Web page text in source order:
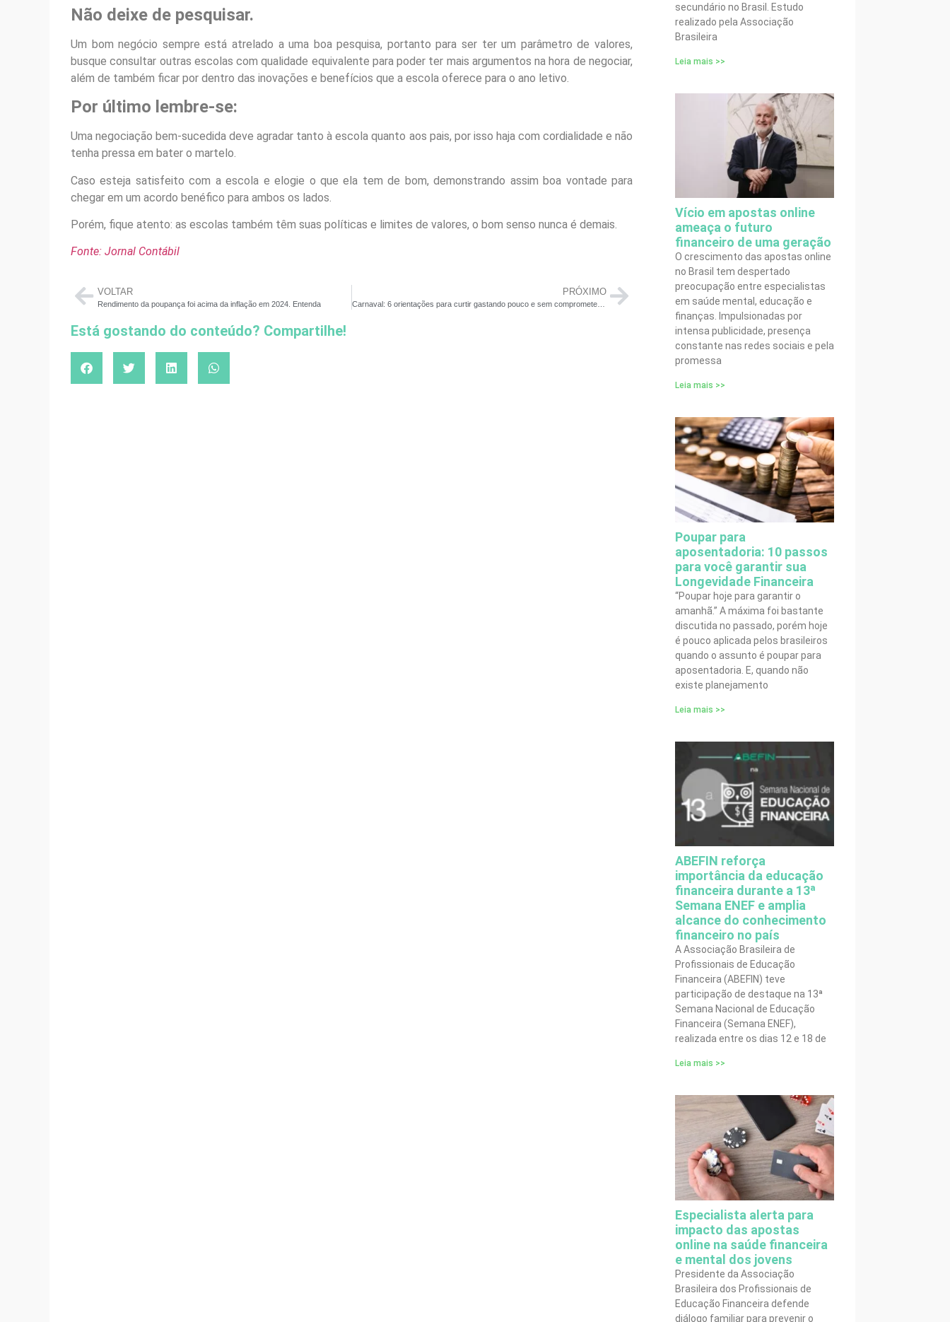
Não deixe de pesquisar.
Um bom negócio sempre está atrelado a uma boa pesquisa, portanto para ser ter um parâmetro de valores,
busque consultar outras escolas com qualidade equivalente para poder ter mais argumentos na hora de negociar,
além de também ficar por dentro das inovações e benefícios que a escola oferece para o ano letivo.
Por último lembre-se:
Uma negociação bem-sucedida deve agradar tanto à escola quanto aos pais, por isso haja com cordialidade e não
tenha pressa em bater o martelo.
Caso esteja satisfeito com a escola e elogie o que ela tem de bom, demonstrando assim boa vontade para
chegar em um acordo benéfico para ambos os lados.
Porém, fique atento: as escolas também têm suas políticas e limites de valores, o bom senso nunca é demais.
Fonte: Jornal Contábil
VOLTAR
Rendimento da poupança foi acima da inflação em 2024. Entenda
PRÓXIMO
Está gostando do conteúdo? Compartilhe!
secundário no Brasil. Estudo
realizado pela Associação
Brasileira
Leia mais >>
Vício em apostas online
ameaça o futuro
financeiro de uma geração
O crescimento das apostas online
no Brasil tem despertado
preocupação entre especialistas
em saúde mental, educação e
finanças. Impulsionadas por
intensa publicidade, presença
constante nas redes sociais e pela
promessa
Leia mais >>
Poupar para
aposentadoria: 10 passos
para você garantir sua
Longevidade Financeira
“Poupar hoje para garantir o
amanhã.” A máxima foi bastante
discutida no passado, porém hoje
é pouco aplicada pelos brasileiros
quando o assunto é poupar para
aposentadoria. E, quando não
existe planejamento
Leia mais >>
ABEFIN reforça
importância da educação
financeira durante a 13ª
Semana ENEF e amplia
alcance do conhecimento
financeiro no país
A Associação Brasileira de
Profissionais de Educação
Financeira (ABEFIN) teve
participação de destaque na 13ª
Semana Nacional de Educação
Financeira (Semana ENEF),
realizada entre os dias 12 e 18 de
Leia mais >>
Especialista alerta para
impacto das apostas
online na saúde financeira
e mental dos jovens
Presidente da Associação
Brasileira dos Profissionais de
Educação Financeira defende
diálogo familiar para prevenir o